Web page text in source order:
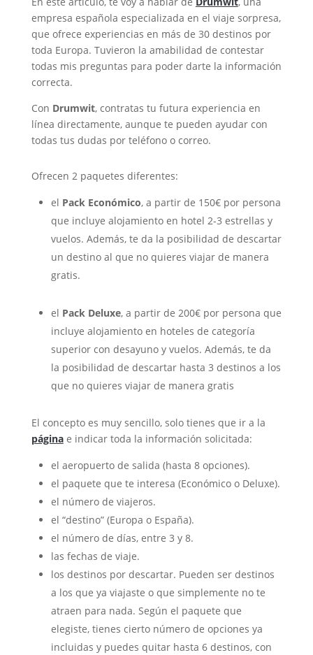
empresa española especializada en el viaje sorpresa,
que ofrece experiencias en más de 30 destinos por
toda Europa. Tuvieron la amabilidad de contestar
todas mis preguntas para poder darte la información
correcta.
Con Drumwit, contratas tu futura experiencia en
línea directamente, aunque te pueden ayudar con
todas tus dudas por teléfono o correo.
Ofrecen 2 paquetes diferentes:
el Pack Económico, a partir de 150€ por persona
que incluye alojamiento en hotel 2-3 estrellas y
vuelos. Además, te da la posibilidad de descartar
un destino al que no quieres viajar de manera
gratis.
el Pack Deluxe, a partir de 200€ por persona que
incluye alojamiento en hoteles de categoría
superior con desayuno y vuelos. Además, te da
la posibilidad de descartar hasta 3 destinos a los
que no quieres viajar de manera gratis
El concepto es muy sencillo, solo tienes que ir a la
páginae indicar toda la información solicitada:
el aeropuerto de salida (hasta 8 opciones).
el paquete que te interesa (Económico o Deluxe).
el número de viajeros.
el “destino” (Europa o España).
el número de días, entre 3 y 8.
las fechas de viaje.
los destinos por descartar. Pueden ser destinos
a los que ya viajaste o que simplemente no te
atraen para nada. Según el paquete que
elegiste, tienes cierto número de opciones ya
incluidas y puedes quitar hasta 6 destinos, con